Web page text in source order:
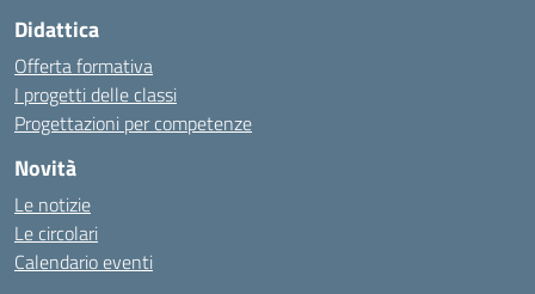
Didattica
Offerta formativa
I progetti delle classi
Progettazioni per competenze
Novità
Le notizie
Le circolari
Calendario eventi